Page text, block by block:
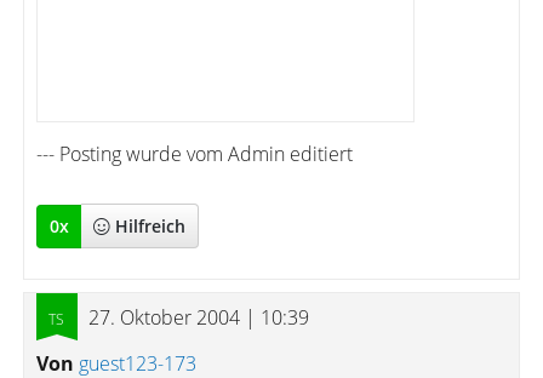
--- Posting wurde vom Admin editiert
0x Hilfreich
27. Oktober 2004 | 10:39
Von guest123-173